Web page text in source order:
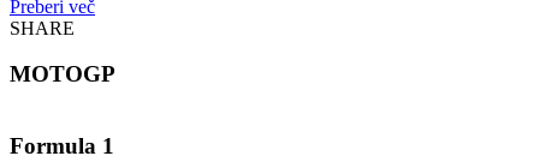
Preberi več
SHARE
MOTOGP
Formula 1